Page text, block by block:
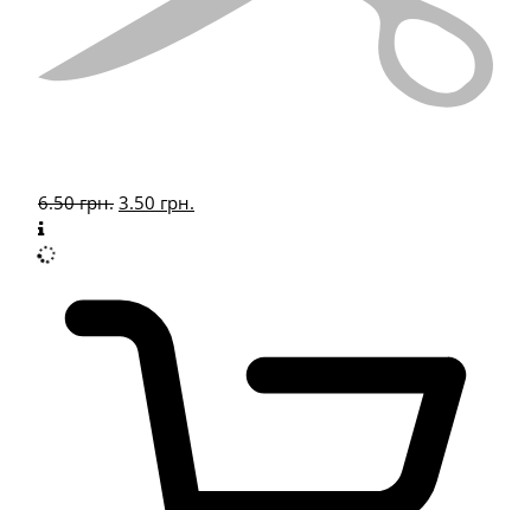
6.50грн. 3.50 грн.